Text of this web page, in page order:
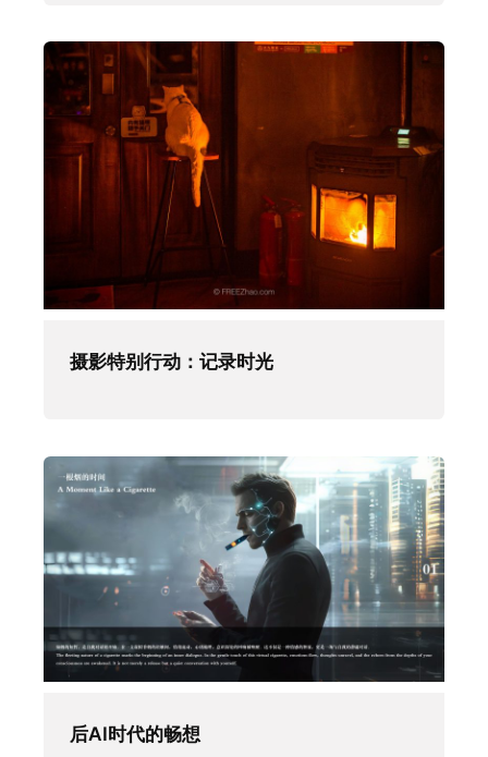
摄影特别行动：记录时光
后AI时代的畅想